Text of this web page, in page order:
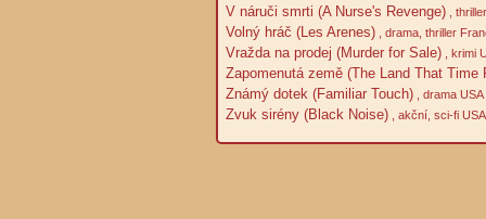
V náruči smrti (A Nurse's Revenge) ,
Volný hráč (Les Arenes) , drama, thriller
Vražda na prodej (Murder for Sale) , krimi
Zapomenutá země (The Land That Time
Známý dotek (Familiar Touch) , drama
Zvuk sirény (Black Noise) , akční, sci-fi